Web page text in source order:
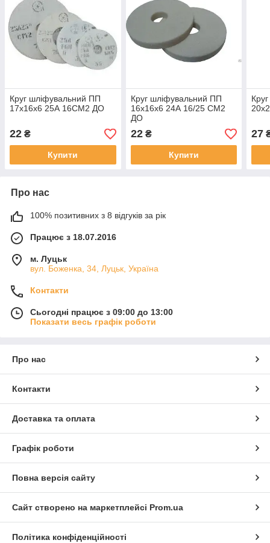
Круг шліфувальний ПП
17х16х6 25А 16СМ2 ДО
22 ₴
Купити
Круг шліфувальний ПП
16х16х6 24А 16/25 СМ2
ДО
22₴
Купити
27
Про нас
100% позитивних з 8 відгуків за рік
Працює з 18.07.2016
м. Луцьк
вул. Боженка, 34, Луцьк, Україна
Контакти
Сьогодні працює з 09:00 до 13:00
Показати весь графік роботи
Про нас
Контакти
Доставка та оплата
Графік роботи
Повна версія сайту
Сайт створено на маркетплейсі Prom.ua
Політика конфіденційності